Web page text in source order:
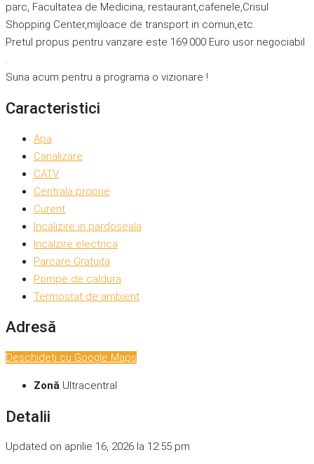
parc, Facultatea de Medicina, restaurant,cafenele,Crisul
Shopping Center,mijloace de transport in comun,etc.
Pretul propus pentru vanzare este 169.000 Euro usor negociabil
.
Suna acum pentru a programa o vizionare !
Caracteristici
Apa
Canalizare
CATV
Centrala proprie
Curent
Incalizire in pardoseala
Incalzire electrica
Parcare Gratuita
Pompe de caldura
Termostat de ambient
Adresă
Deschideți cu Google Maps
Zonă Ultracentral
Detalii
Updated on aprilie 16, 2026 la 12:55 pm